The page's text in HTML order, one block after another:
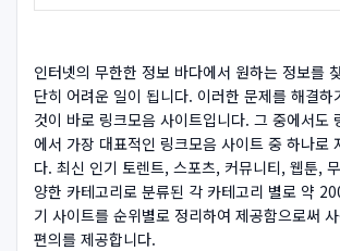
인터넷의 무한한 정보 바다에서 원하는 정보를
단히 어려운 일이 됩니다. 이러한 문제를 해결하
것이 바로 링크모음 사이트입니다. 그 중에서도
에서 가장 대표적인 링크모음 사이트 중 하나로
다. 최신 인기 토렌트, 스포츠, 커뮤니티, 웹툰,
양한 카테고리로 분류된 각 카테고리 별로 약
기 사이트를 순위별로 정리하여 제공함으로써
편의를 제공합니다.